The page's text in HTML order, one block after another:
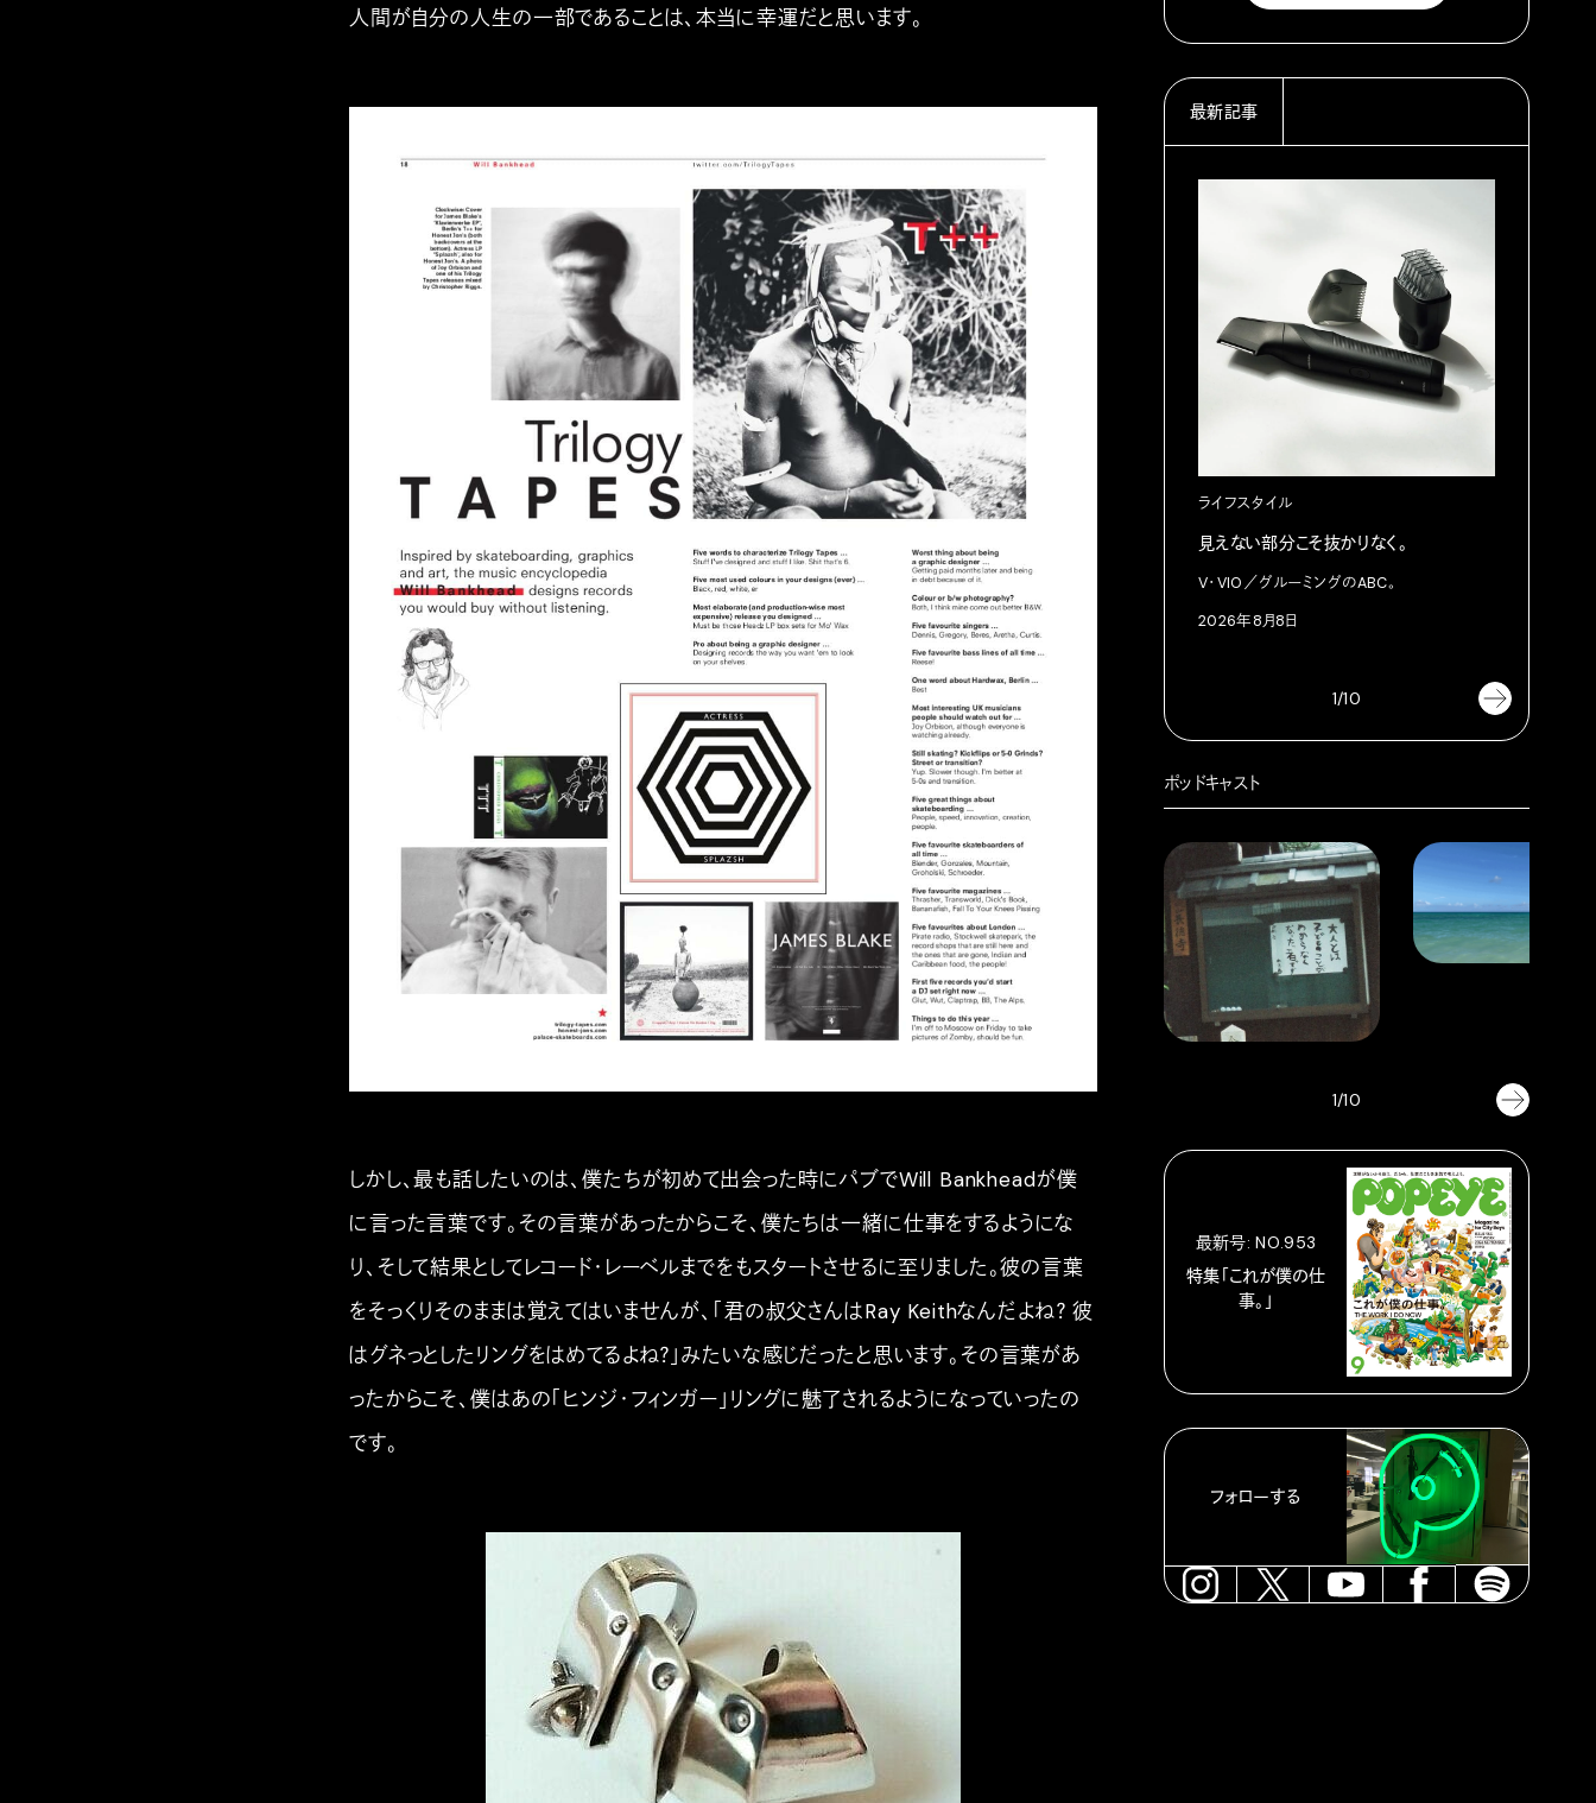
人間が自分の人生の一部であることは、本当に幸運だと思います。
しかし、最も話したいのは、僕たちが初めて出会った時にパブでWill Bankheadが僕
に言った言葉です。その言葉があったからこそ、僕たちは一緒に仕事をするようにな
り、そして結果としてレコード・レーベルまでをもスタートさせるに至りました。彼の言葉
をそっくりそのままは覚えてはいませんが、「君の叔父さんはRay Keithなんだよね？ 彼
はグネっとしたリングをはめてるよね？」みたいな感じだったと思います。その言葉があ
ったからこそ、僕はあの「ヒンジ・フィンガー」リングに魅了されるようになっていったの
です。
最新記事
ライフスタイル
見えない部分こそ抜かりなく。
V・VIO／グルーミングのABC。
2026年8月8日
1/10
ポッドキャスト
1/10
最新号: NO.953
特集「これが僕の仕
事。」
フォローする